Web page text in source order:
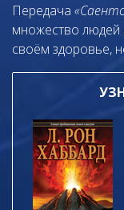
Передача
множество людей
своём здоровье,